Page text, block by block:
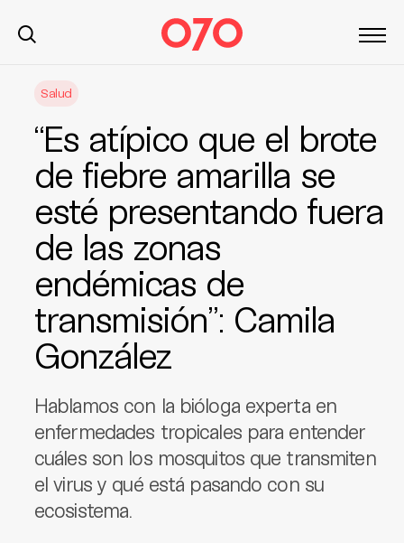
Salud
“Es atípico que el brote
de fiebre amarilla se
esté presentando fuera
de las zonas
endémicas de
transmisión”: Camila
González
Hablamos con la bióloga experta en
enfermedades tropicales para entender
cuáles son los mosquitos que transmiten
el virus y qué está pasando con su
ecosistema.